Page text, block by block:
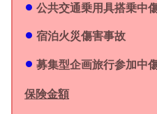
公共交通乗用具搭乗中
宿泊火災傷害事故
募集型企画旅行参加中
保険金額